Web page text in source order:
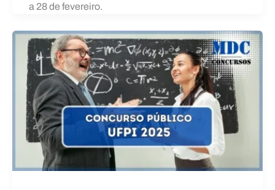
a 28 de fevereiro.